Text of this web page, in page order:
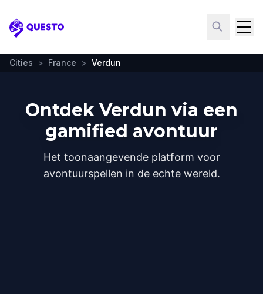
Questo
Cities > France > Verdun
Ontdek Verdun via een
gamified avontuur
Het toonaangevende platform voor
avontuurspellen in de echte wereld.